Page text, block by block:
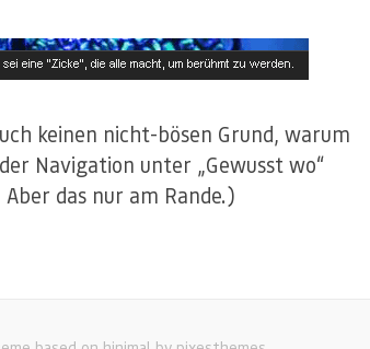
keinen nicht-bösen Grund, warum
Navigation unter „Gewusst wo“
das nur am Rande.)